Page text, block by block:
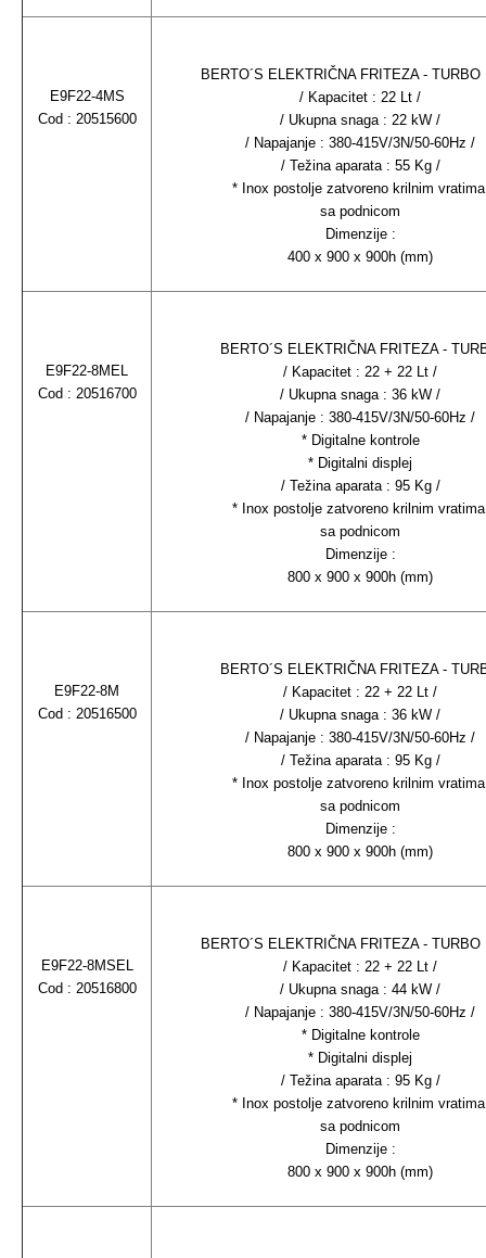
E9F22-4MS
Cod : 20515600
BERTO´S ELEKTRIČNA FRITEZA - TURBO
/ Kapacitet : 22 Lt /
/ Ukupna snaga : 22 kW /
/ Napajanje : 380-415V/3N/50-60Hz /
/ Težina aparata : 55 Kg /
* Inox postolje zatvoreno krilnim
sa podnicom
Dimenzije :
400 x 900 x 900h (mm)
E9F22-8MEL
Cod : 20516700
BERTO´S ELEKTRIČNA FRITEZA -
/ Kapacitet : 22 + 22 Lt /
/ Ukupna snaga : 36 kW /
/ Napajanje : 380-415V/3N/50-60Hz /
* Digitalne kontrole
* Digitalni displej
/ Težina aparata : 95 Kg /
* Inox postolje zatvoreno krilnim
sa podnicom
Dimenzije :
800 x 900 x 900h (mm)
E9F22-8M
Cod : 20516500
BERTO´S ELEKTRIČNA FRITEZA -
/ Kapacitet : 22 + 22 Lt /
/ Ukupna snaga : 36 kW /
/ Napajanje : 380-415V/3N/50-60Hz /
/ Težina aparata : 95 Kg /
* Inox postolje zatvoreno krilnim
sa podnicom
Dimenzije :
800 x 900 x 900h (mm)
E9F22-8MSEL
Cod : 20516800
BERTO´S ELEKTRIČNA FRITEZA - TURBO
/ Kapacitet : 22 + 22 Lt /
/ Ukupna snaga : 44 kW /
/ Napajanje : 380-415V/3N/50-60Hz /
* Digitalne kontrole
* Digitalni displej
/ Težina aparata : 95 Kg /
* Inox postolje zatvoreno krilnim
sa podnicom
Dimenzije :
800 x 900 x 900h (mm)